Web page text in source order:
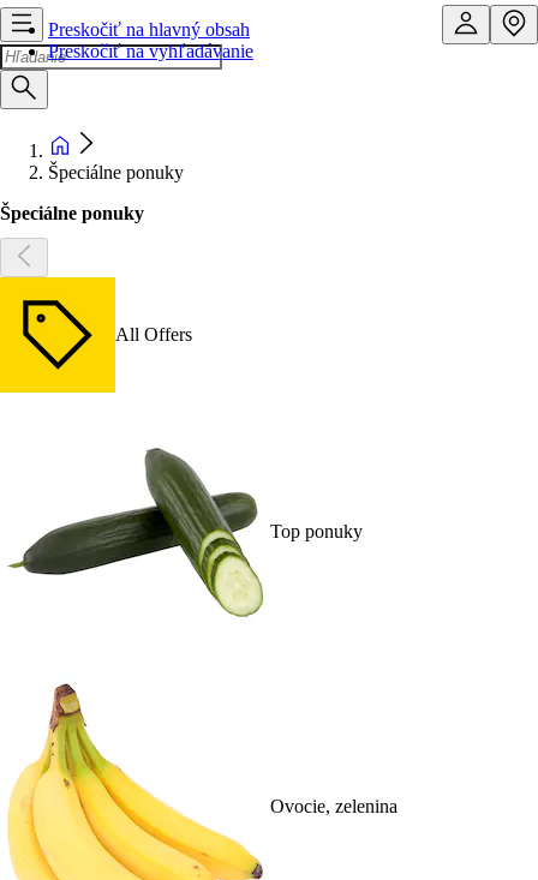
Preskočiť na hlavný obsah
Preskočiť na vyhľadávanie
Špeciálne ponuky
Špeciálne ponuky
All Offers
Top ponuky
Ovocie, zelenina